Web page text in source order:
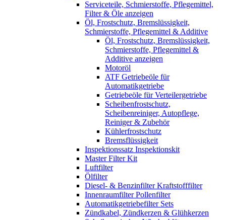
Serviceteile, Schmierstoffe, Pflegemittel,
Filter & Öle anzeigen
Öl, Frostschutz, Bremslüssigkeit,
Schmierstoffe, Pflegemittel & Additive
Öl, Frostschutz, Bremslüssigkeit,
Schmierstoffe, Pflegemittel &
Additive anzeigen
Motoröl
ATF Getriebeöle für
Automatikgetriebe
Getriebeöle für Verteilergetriebe
Scheibenfrostschutz,
Scheibenreiniger, Autopflege,
Reiniger & Zubehör
Kühlerfrostschutz
Bremsflüssigkeit
Inspektionssatz Inspektionskit
Master Filter Kit
Luftfilter
Ölfilter
Diesel- & Benzinfilter Kraftstofffilter
Innenraumfilter Pollenfilter
Automatikgetriebefilter Sets
Zündkabel, Zündkerzen & Glühkerzen